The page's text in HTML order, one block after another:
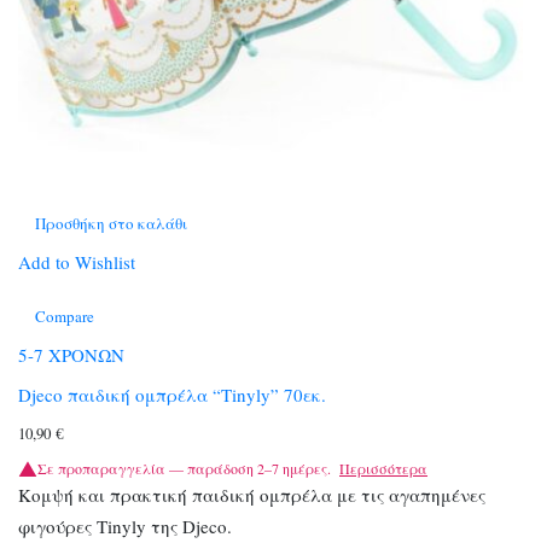
Προσθήκη στο καλάθι
Add to Wishlist
Compare
5-7 ΧΡΟΝΩΝ
Djeco παιδική ομπρέλα “Tinyly” 70εκ.
10,90 €
Σε προπαραγγελία — παράδοση 2–7 ημέρες. Περισσότερα
Κομψή και πρακτική παιδική ομπρέλα με τις αγαπημένες
φιγούρες Tinyly της Djeco.